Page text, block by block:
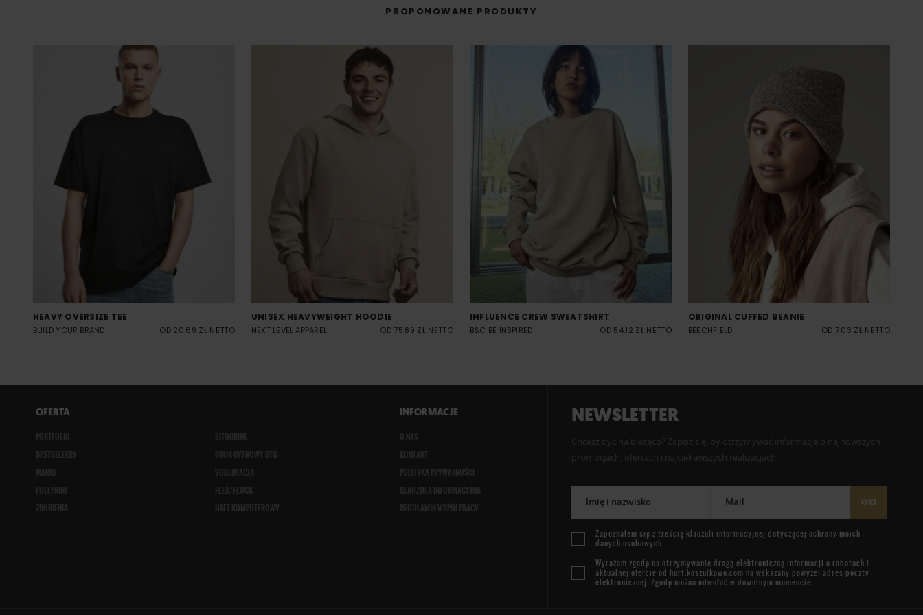
PROPONOWANE PRODUKTY
HEAVY OVERSIZE TEE
BUILD YOUR BRAND OD 20.69 ZŁ NETTO
UNISEX HEAVYWEIGHT HOODIE
NEXT LEVEL APPAREL OD 75.89 ZŁ NETTO
INFLUENCE CREW SWEATSHIRT
B&C BE INSPIRED OD 54.12 ZŁ NETTO
ORIGINAL CUFFED BEANIE
BEECHFIELD OD 7.03 ZŁ NETTO
OFERTA
PORTFOLIO
BESTSELLERY
MARKI
FULLPRINT
ZDOBIENIA
SITODRUK
DRUK CYFROWY DTG
SUBLIMACJA
FLEX/FLOCK
HAFT KOMPUTEROWY
INFORMACJE
O NAS
KONTAKT
POLITYKA PRYWATNOŚCI
KLAUZULA INFORMACYJNA
REGULAMIN WSPÓŁPRACY
NEWSLETTER
Chcesz być na bieżąco? Zapisz się, by otrzymywać informacje o najnowszych
promocjach, ofertach i najciekawszych realizacjach!
Imię i nazwisko Mail OK!
Zapoznałem się z treścią klauzuli informacyjnej dotyczącej ochrony moich
danych osobowych.
Wyrażam zgodę na otrzymywanie drogą elektroniczną informacji o rabatach i
aktualnej ofercie od hurt.koszulkowo.com na wskazany powyżej adres poczty
elektronicznej. Zgodę można odwołać w dowolnym momencie.